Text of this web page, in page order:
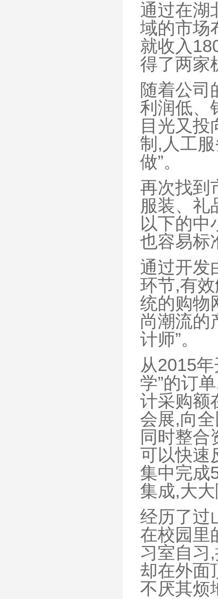
通过在湖
域的市场
就收入
得了两家
随着公司
利润低、
目光又投
制,人工
做”。
再次找到
服装、礼
以下的中
也容易标
通过开发
环节,有
统的购物
尚潮流的
计师”。
从2015
学”的订
计采购额
会展,向
同时整合
可以快速
集中完成
集成,大
经历了过
在校园里
习室自习
却在外面
不厌其烦